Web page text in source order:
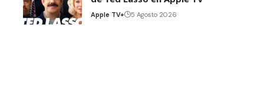
Apple TV+ 5 Agosto 2026